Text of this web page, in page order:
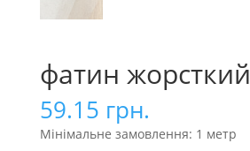
фатин жорсткий
59.15 грн.
Мінімальне замовлення: 1 метр